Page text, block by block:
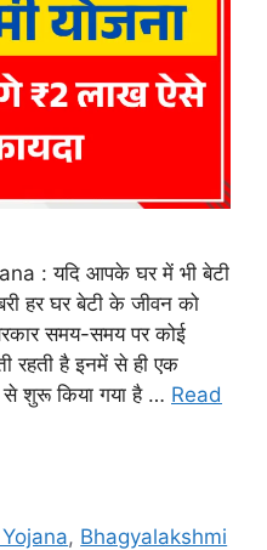
: यदि आपके घर में भी बेटी
हर घर बेटी के जीवन को
समय-समय पर कोई
रहती है इनमें से ही एक
से शुरू किया गया है … Read
, Bhagyalakshmi